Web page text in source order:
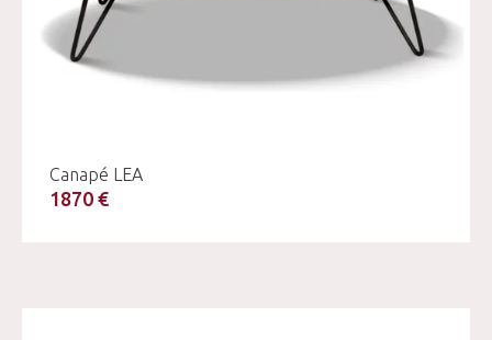
Canapé LEA
1870 €